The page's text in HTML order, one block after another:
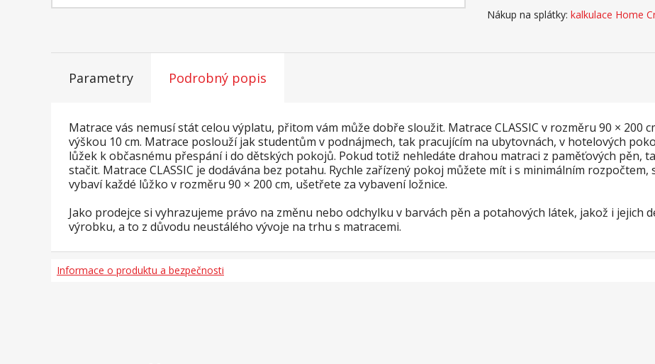
Nákup na splátky: kalkulace Home
Parametry Podrobný popis
Matrace vás nemusí stát celou výplatu, přitom vám může dobře sloužit. Matrace CLASSIC v rozměru 90 × 200
výškou 10 cm. Matrace poslouží jak studentům v podnájmech, tak pracujícím na ubytovnách, v hotelových
lůžek k občasnému přespání i do dětských pokojů. Pokud totiž nehledáte drahou matraci z paměťových pěn,
stačit. Matrace CLASSIC je dodávána bez potahu. Rychle zařízený pokoj můžete mít i s minimálním rozpočtem,
vybaví každé lůžko v rozměru 90 × 200 cm, ušetřete za vybavení ložnice.
Jako prodejce si vyhrazujeme právo na změnu nebo odchylku v barvách pěn a potahových látek, jakož i jejich
výrobku, a to z důvodu neustálého vývoje na trhu s matracemi.
Informace o produktu a bezpečnosti